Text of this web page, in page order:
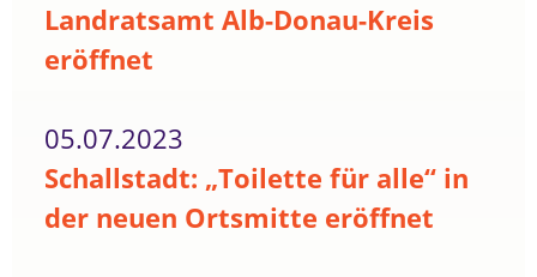
Landratsamt Alb-Donau-Kreis
eröffnet
05.07.2023
Schallstadt: „Toilette für alle“ in
der neuen Ortsmitte eröffnet